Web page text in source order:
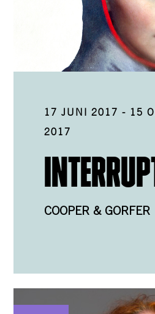
17 JUNI 2017 - 15
2017
COOPER & GORFER